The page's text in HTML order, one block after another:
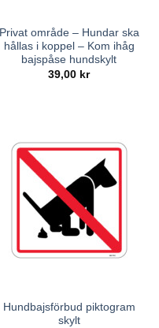
Privat område – Hundar ska
hållas i koppel – Kom ihåg
bajspåse hundskylt
39,00 kr
Hundbajsförbud piktogram
skylt